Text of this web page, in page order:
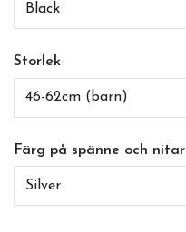
Black
Storlek
46-62cm (barn)
Färg på spänne och nitar
Silver